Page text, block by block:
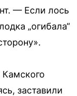
— Если лось
„огибала“
заставили